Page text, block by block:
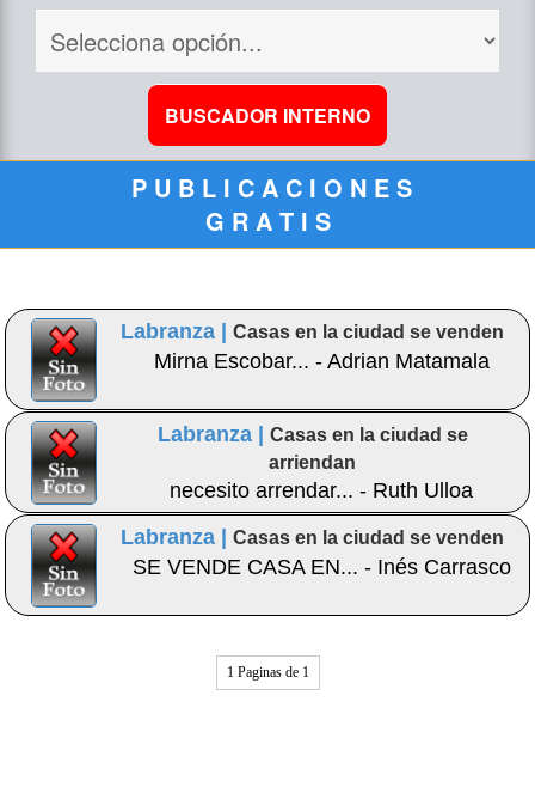
P U B L I C A C I O N E S
G R A T I S
Labranza |Casas en la ciudad se venden
Mirna Escobar... - Adrian Matamala
Labranza |
Casas en la ciudad se
arriendan
necesito arrendar... - Ruth Ulloa
Labranza |Casas en la ciudad se venden
SE VENDE CASA EN... - Inés Carrasco
1 Paginas de 1